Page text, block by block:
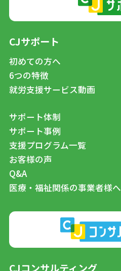
CJサポート
初めての方へ
6つの特徴
就労支援サービス動画
サポート体制
サポート事例
支援プログラム一覧
お客様の声
Q&A
医療・福祉関係の事業者様へ
CJコンサルティング